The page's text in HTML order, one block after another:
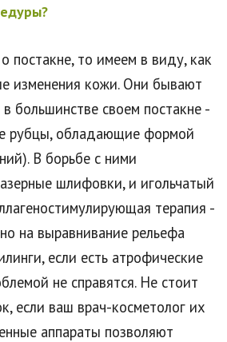
постакне, то имеем в виду, как
изменения кожи. Они бывают
большинстве своем постакне -
рубцы, обладающие формой
В борьбе с ними
шлифовки, и игольчатый
терапия -
на выравнивание рельефа
если есть атрофические
не справятся. Не стоит
если ваш врач-косметолог их
аппараты позволяют